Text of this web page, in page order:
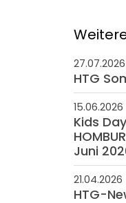
27.07.2026
HTG
15.06.2026
Kids
Juni
21.04.2026
HTG-